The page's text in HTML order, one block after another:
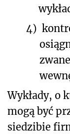
4)
Wykłady, o
mogą być
siedzibie